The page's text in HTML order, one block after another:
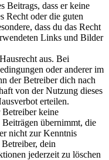
Beitrags, dass er keine
Recht oder die guten
dass du das Recht
Links und Bilder
aus. Bei
oder anderer im
der Betreiber dich nach
von der Nutzung dieses
erteilen.
keine
übernimmt, die
nicht zur Kenntnis
dein
jederzeit zu löschen